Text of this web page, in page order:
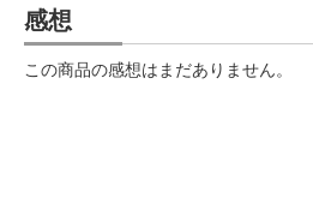
感想
この商品の感想はまだありません。